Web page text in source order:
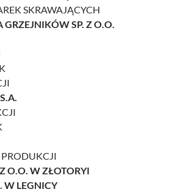
SKRAWAJĄCYCH
GRZEJNIKÓW SP. Z O.O.
PRODUKCJI
O.O. W ZŁOTORYI
W LEGNICY